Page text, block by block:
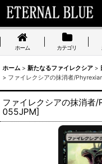
ホーム カテゴリ
ホーム > 新たなるファイレクシア >
> ファイレクシアの抹消者/
ファイレクシアの抹消
055JPM]